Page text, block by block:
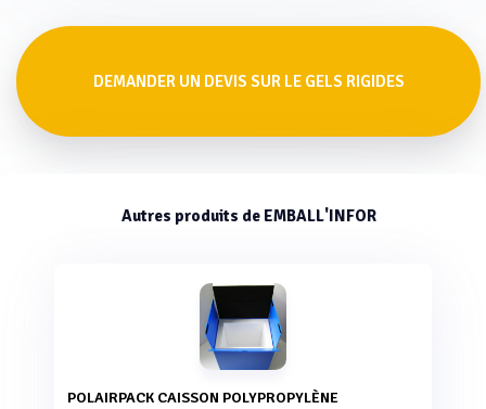
DEMANDER UN DEVIS SUR LE GELS RIGIDES
Autres produits de EMBALL'INFOR
POLAIRPACK CAISSON POLYPROPYLÈNE